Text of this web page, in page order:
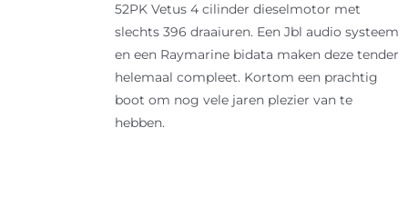
52PK Vetus 4 cilinder dieselmotor met
slechts 396 draaiuren. Een Jbl audio systeem
en een Raymarine bidata maken deze tender
helemaal compleet. Kortom een prachtig
boot om nog vele jaren plezier van te
hebben.